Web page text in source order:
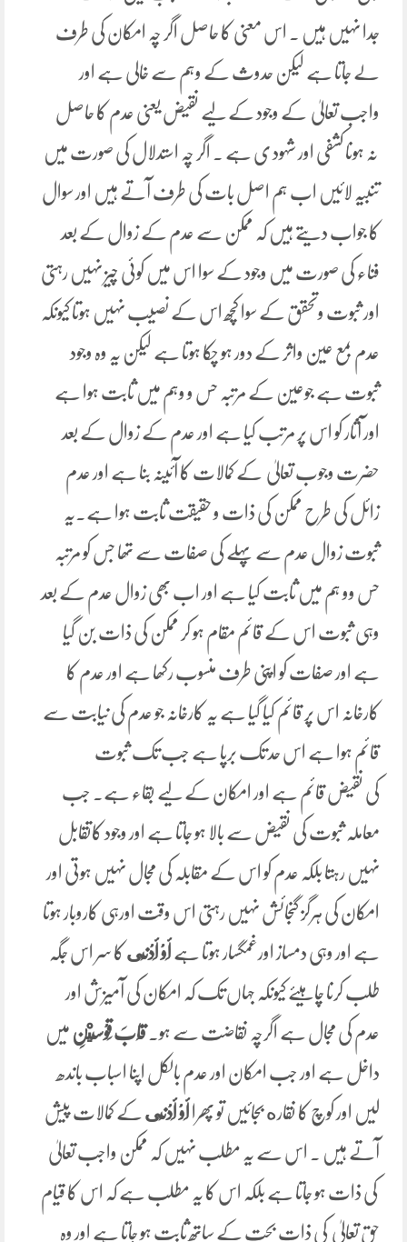
جدا نہیں ہیں ۔ اس معنی کا حاصل اگر چہ امکان کی طرف
لے جاتا ہے لیکن حدوث کے وہم سے خالی ہے اور
واجب تعالیٰ کے وجود کے لیے نقیض یعنی عدم کا حاصل
نہ ہونا کشفی اور شہود ی ہے ۔ اگر چہ استدلال کی صورت میں
تنبیہ لائیں اب ہم اصل بات کی طرف آتے ہیں اور سوال
کا جواب دیتے ہیں کہ ممکن سے عدم کے زوال کے بعد
فناء کی صورت میں وجود کے سوا اس میں کوئی چیز نہیں رہتی
اور ثبوت وتحقق کے سوا کچھ اس کے نصیب نہیں ہوتا کیونکہ
عدم بمع عین واثر کے دور ہو چکا ہوتا ہے لیکن یہ وہ وجود
ثبوت ہے جوعین کے مرتبہ حس و وہم میں ثابت ہوا ہے
اور آثار کو اس پر مرتب کیا ہے اور عدم کے زوال کے بعد
حضرت وجوب تعالیٰ کے کمالات کا آئینہ بنا ہے اور عدم
زائل کی طرح ممکن کی ذات و حقیقت ثابت ہوا ہے۔یہ
ثبوت زوال عدم سے پہلے کی صفات سے تھا جس کو مرتبہ
حس وو ہم میں ثابت کیا ہے اور اب بھی زوال عدم کے بعد
وہی ثبوت اس کے قائم مقام ہو کر ممکن کی ذات بن گیا
ہے اور صفات کو اپنی طرف منسوب رکھا ہے اور عدم کا
کارخانہ اس پر قائم کیا گیا ہے یہ کارخانہ جو عدم کی نیابت سے
قائم ہوا ہے اس حد تک برپا ہے جب تک ثبوت
کی نقیض قائم ہے اور امکان کے لیے بقاء ہے۔ جب
معاملہ ثبوت کی نقیض سے بالا ہو جاتا ہے اور وجود کاتقابل
نہیں رہتا بلکہ عدم کو اس کے مقابلہ کی مجال نہیں ہوتی اور
امکان کی ہرگز گنجائش نہیں رہتی اس وقت اورہی کاروبار ہوتا
ہے اور وہی دمساز اورغمگسار ہوتا ہے أَوْ أَدْنَى کا سر اس جگہ
طلب کرنا چاہیئے کیونکہ جہاں تک کہ امکان کی آمیزش اور
عدم کی مجال ہے اگرچہ نقاضت سے ہو۔قَابَ ‌قَوْسَيْنِ میں
داخل ہے اور جب امکان اور عدم بالکل اپنا اسباب باندھ
لیں اور کوچ کا نقاره بجائیں تو پھرا أَوْ أَدْنَى کے کمالات پیش
آتے ہیں ۔ اس سے یہ مطلب نہیں کہ ممکن واجب تعالیٰ
کی ذات ہو جاتا ہے بلکہ اس کا یہ مطلب ہے کہ اس کا قیام
حق تعالیٰ کی ذات بحت کے ساتھ ثابت ہو جاتا ہے اور وہ